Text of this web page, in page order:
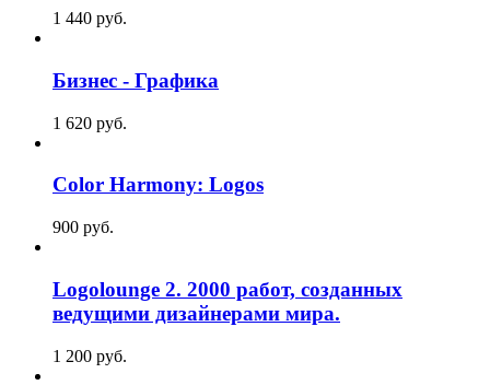
1 440 pуб.
Бизнес - Графика
1 620 pуб.
Color Harmony: Logos
900 pуб.
Logolounge 2. 2000 работ, созданных
ведущими дизайнерами мира.
1 200 pуб.